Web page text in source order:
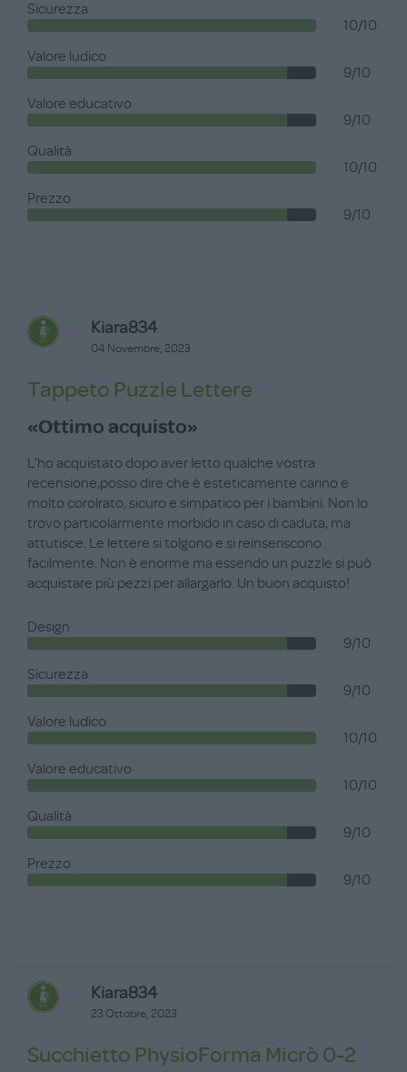
Sicurezza
10/10
Valore ludico
9/10
Valore educativo
9/10
Qualità
10/10
Prezzo
9/10
Kiara834
04 Novembre, 2023
Tappeto Puzzle Lettere
«Ottimo acquisto»
L'ho acquistato dopo aver letto qualche vostra
recensione,posso dire che è esteticamente carino e
molto corolrato, sicuro e simpatico per i bambini. Non lo
trovo particolarmente morbido in caso di caduta, ma
attutisce. Le lettere si tolgono e si reinseriscono
facilmente. Non è enorme ma essendo un puzzle si può
acquistare più pezzi per allargarlo. Un buon acquisto!
Design
9/10
Sicurezza
9/10
Valore ludico
10/10
Valore educativo
10/10
Qualità
9/10
Prezzo
9/10
Kiara834
23 Ottobre, 2023
Succhietto PhysioForma Micrò 0-2